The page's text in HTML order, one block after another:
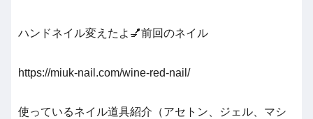
ハンドネイル変えたよ💅前回のネイル
https://miuk-nail.com/wine-red-nail/
使っているネイル道具紹介（アセトン、ジェル、マシ